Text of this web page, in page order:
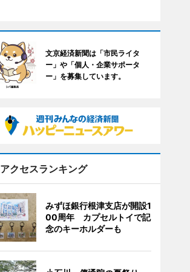
文京経済新聞は「市民ライタ
ー」や「個人・企業サポータ
ー」を募集しています。
アクセスランキング
みずほ銀行根津支店が開設1
00周年 カプセルトイで記
念のキーホルダーも